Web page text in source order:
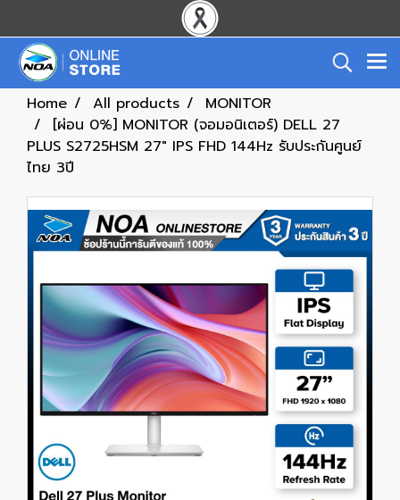
Home All products
MONITOR
[ผ่อน 0%] MONITOR (จอมอนิเตอร์) DELL 27
PLUS S2725HSM 27" IPS FHD 144Hz รับประกันศูนย์
ไทย 3ปี